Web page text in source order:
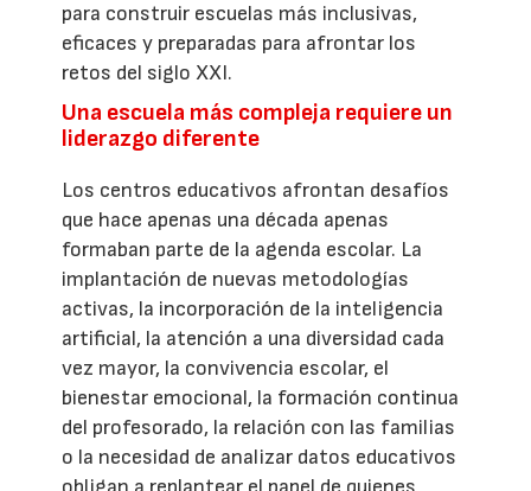
para construir escuelas más inclusivas,
eficaces y preparadas para afrontar los
retos del siglo XXI.
Una escuela más compleja requiere un
liderazgo diferente
Los centros educativos afrontan desafíos
que hace apenas una década apenas
formaban parte de la agenda escolar. La
implantación de nuevas metodologías
activas, la incorporación de la inteligencia
artificial, la atención a una diversidad cada
vez mayor, la convivencia escolar, el
bienestar emocional, la formación continua
del profesorado, la relación con las familias
o la necesidad de analizar datos educativos